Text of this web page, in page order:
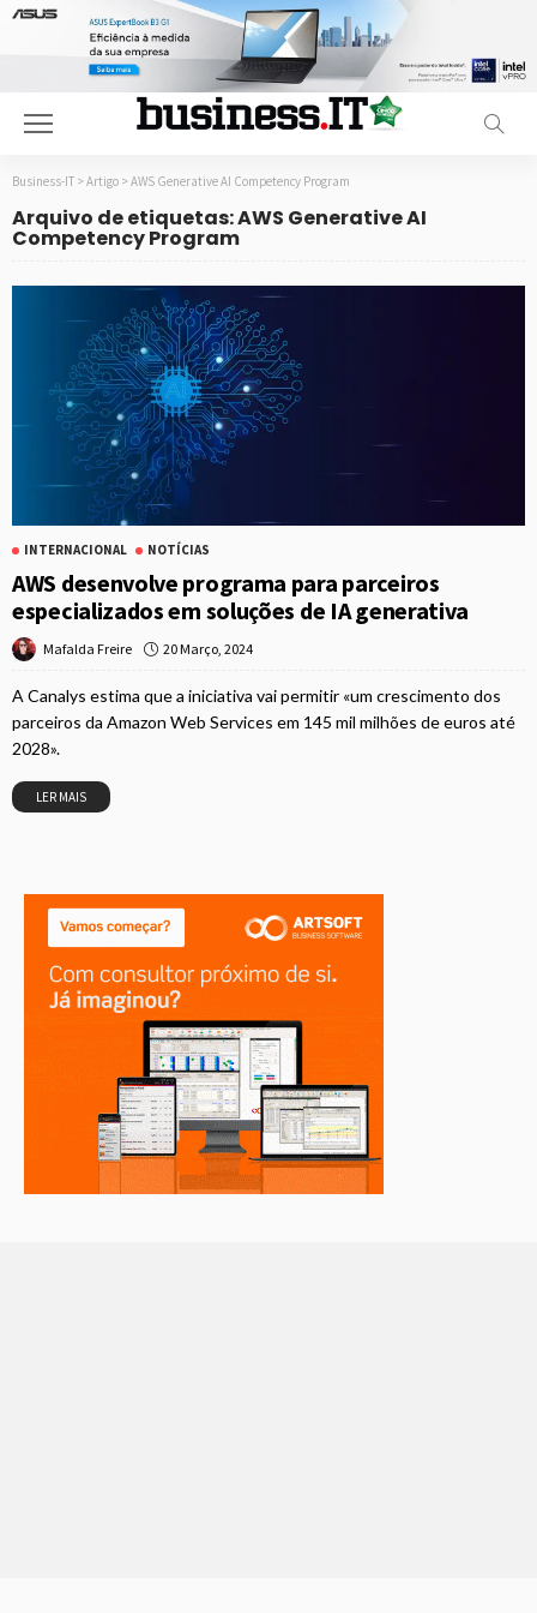
Business-IT > Artigo > AWS Generative AI Competency Program
Arquivo de etiquetas: AWS Generative AI
Competency Program
INTERNACIONAL NOTÍCIAS
AWS desenvolve programa para parceiros
especializados em soluções de IA generativa
Mafalda Freire 20 Março, 2024
A Canalys estima que a iniciativa vai permitir «um crescimento dos
parceiros da Amazon Web Services em 145 mil milhões de euros até
2028».
LER MAIS